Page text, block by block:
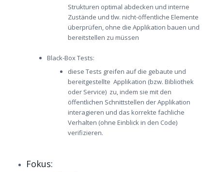
Strukturen optimal abdecken und interne
Zustände und tlw. nicht-öffentliche Elemente
überprüfen, ohne die Applikation bauen und
bereitstellen zu müssen
Black-Box Tests:
diese Tests greifen auf die gebaute und
bereitgestellte Applikation (bzw. Bibliothek
oder Service) zu, indem sie mit den
öffentlichen Schnittstellen der Applikation
interagieren und das korrekte fachliche
Verhalten (ohne Einblick in den Code)
verifizieren.
Fokus: